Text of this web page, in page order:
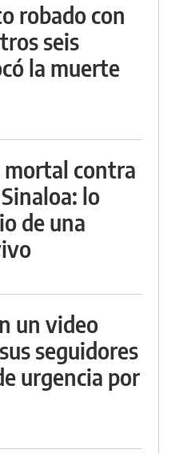
robado con
seis
la muerte
mortal contra
lo
de una
un video
seguidores
urgencia por